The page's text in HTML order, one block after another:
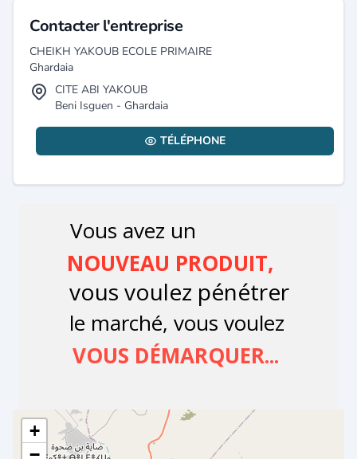
Contacter l'entreprise
CHEIKH YAKOUB ECOLE PRIMAIRE
Ghardaia
CITE ABI YAKOUB
Beni Isguen - Ghardaia
TÉLÉPHONE
+
−